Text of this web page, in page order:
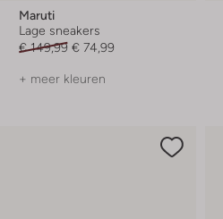
Maruti
Lage sneakers
€ 149,99 € 74,99
+ meer kleuren